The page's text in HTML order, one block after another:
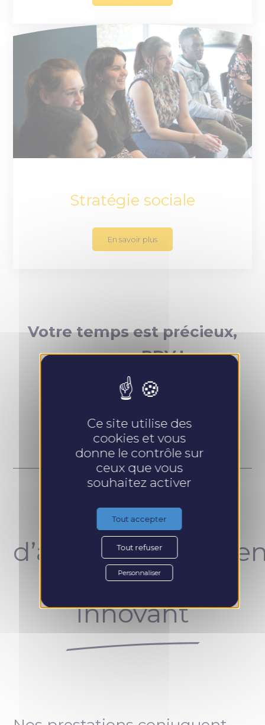
Stratégie sociale
En savoir plus
Votre temps est précieux,
prenez RDV !
Un concept
unique et
innovant
Ce site utilise des
cookies et vous
donne le contrôle sur
ceux que vous
souhaitez activer
Tout accepter
Tout refuser
Personnaliser